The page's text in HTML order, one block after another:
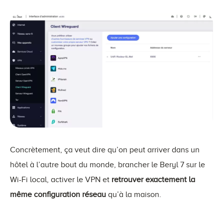
Concrètement, ça veut dire qu’on peut arriver dans un
hôtel à l’autre bout du monde, brancher le Beryl 7 sur le
Wi-Fi local, activer le VPN et retrouver exactement la
même configuration réseau qu’à la maison.